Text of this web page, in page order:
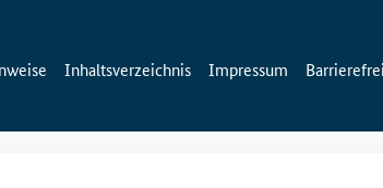
Inhaltsverzeichnis Impressum